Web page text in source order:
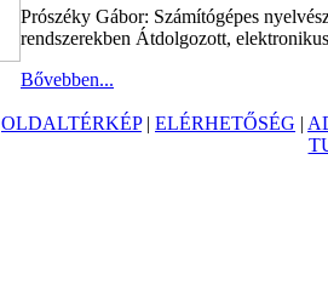
Prószéky Gábor: Számítógépes
rendszerekben Átdolgozott,
Bővebben...
OLDALTÉRKÉP| ELÉRHETŐSÉG |